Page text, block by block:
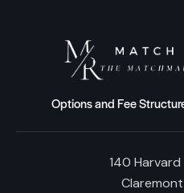
Options and Fee
140